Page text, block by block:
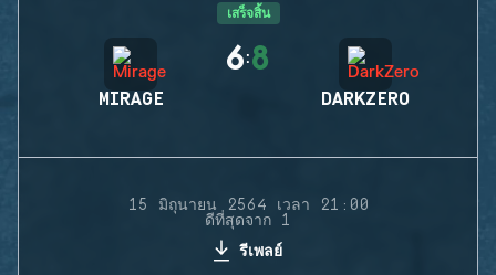
เสร็จสิ้น
MIRAGE
6:8
DARKZERO
15 มิถุนายน 2564 เวลา 21:00
ดีที่สุดจาก 1
รีเพลย์